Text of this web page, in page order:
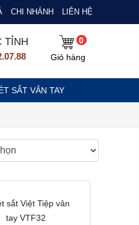
CHI NHÁNH LIÊN HỆ
TỈNH
0
Giỏ hàng
SẮT VÂN TAY